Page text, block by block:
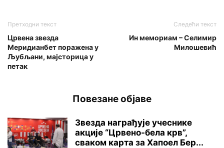
Претходни текст
Црвена звезда
Меридианбет поражена у
Љубљани, мајсторица у
петак
Следећи текст
Ин мемориам – Селимир
Милошевић
Повезане објаве
Звезда награђује учеснике
акције “Црвено-бела крв”,
сваком карта за Хапоел Бер...